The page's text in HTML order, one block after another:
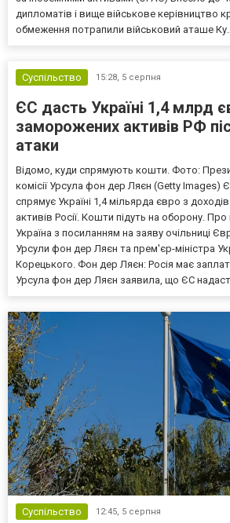
дипломатів і вище військове керівництво
обмеження потрапили військовий аташе Ку...
Суспільство 15:28, 5 серпня
ЄС дасть Україні 1,4 млрд
заморожених активів РФ
атаки
Відомо, куди спрямують кошти. Фото:
комісії Урсула фон дер Ляєн (Getty Images)
спрямує Україні 1,4 мільярда євро з
активів Росії. Кошти підуть на оборону.
Україна з посиланням на заяву очільниці
Урсули фон дер Ляєн та прем'єр-міністра
Корецького. Фон дер Ляєн: Росія має
Урсула фон дер Ляєн заявила, що ЄС
Суспільство 12:45, 5 серпня